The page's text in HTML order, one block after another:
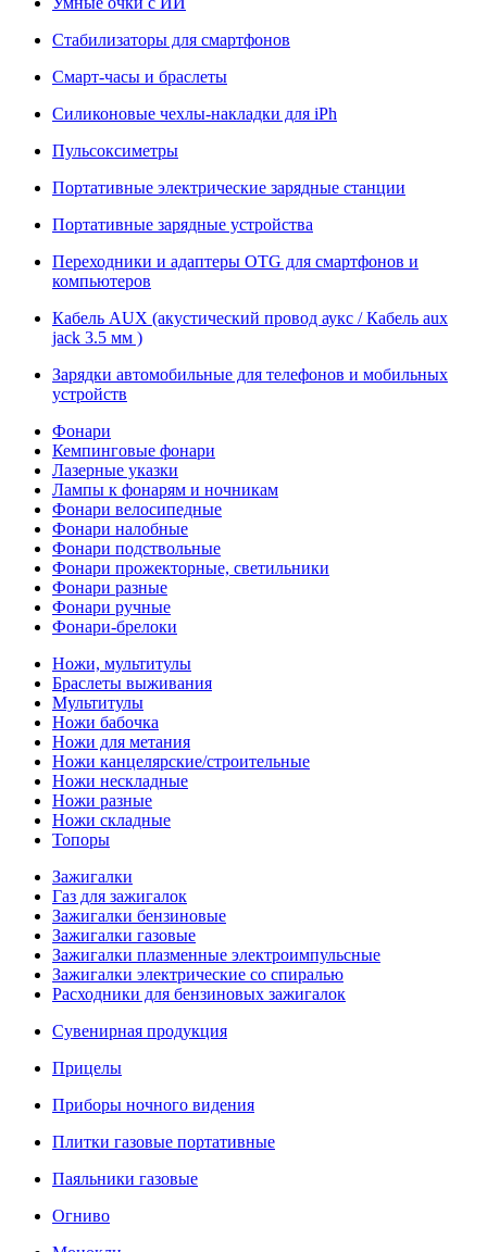
Стабилизаторы для смартфонов
Смарт-часы и браслеты
Силиконовые чехлы-накладки для iPh
Пульсоксиметры
Портативные электрические зарядные станции
Портативные зарядные устройства
Переходники и адаптеры OTG для смартфонов и
компьютеров
Кабель AUX (акустический провод аукс / Кабель aux
jack 3.5 мм )
Зарядки автомобильные для телефонов и мобильных
устройств
Фонари
Кемпинговые фонари
Лазерные указки
Лампы к фонарям и ночникам
Фонари велосипедные
Фонари налобные
Фонари подствольные
Фонари прожекторные, светильники
Фонари разные
Фонари ручные
Фонари-брелоки
Ножи, мультитулы
Браслеты выживания
Мультитулы
Ножи бабочка
Ножи для метания
Ножи канцелярские/строительные
Ножи нескладные
Ножи разные
Ножи складные
Топоры
Зажигалки
Газ для зажигалок
Зажигалки бензиновые
Зажигалки газовые
Зажигалки плазменные электроимпульсные
Зажигалки электрические со спиралью
Расходники для бензиновых зажигалок
Сувенирная продукция
Прицелы
Приборы ночного видения
Плитки газовые портативные
Паяльники газовые
Огниво